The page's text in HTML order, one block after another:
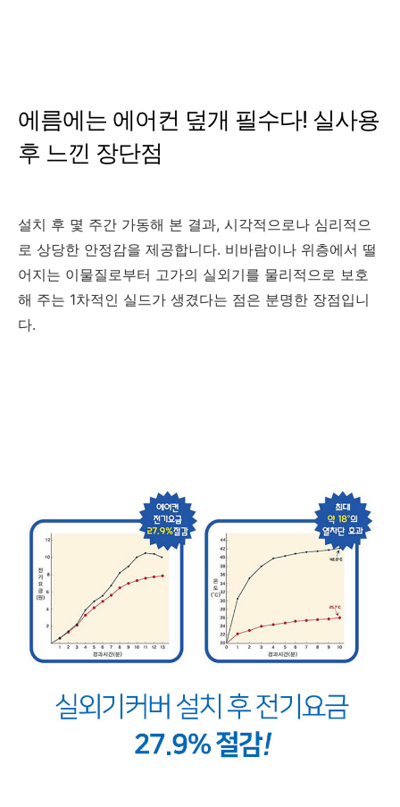
에름에는 에어컨 덮개 필수다! 실사용
후 느낀 장단점
설치 후 몇 주간 가동해 본 결과, 시각적으로나 심리적으
로 상당한 안정감을 제공합니다. 비바람이나 위층에서 떨
어지는 이물질로부터 고가의 실외기를 물리적으로 보호
해 주는 1차적인 실드가 생겼다는 점은 분명한 장점입니
다.